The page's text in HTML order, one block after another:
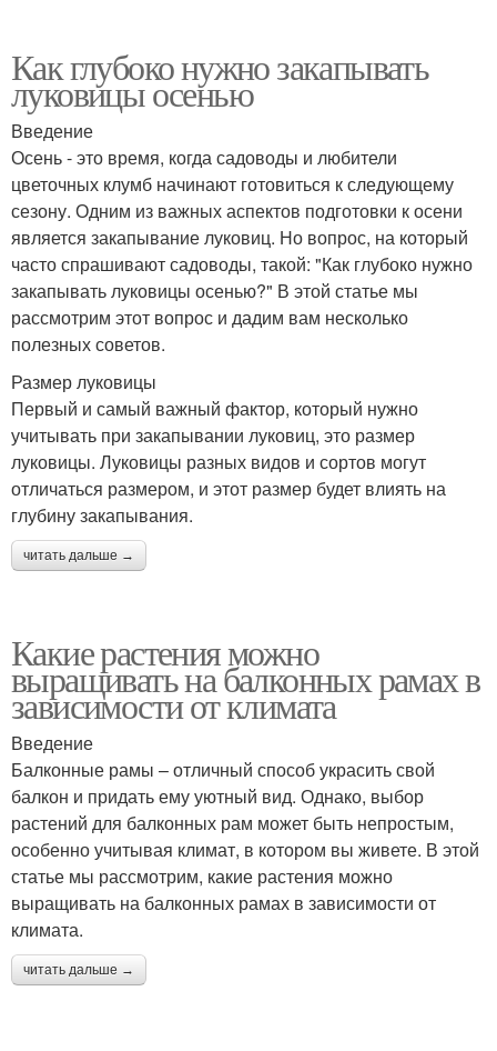
Как глубоко нужно закапывать
луковицы осенью
Введение
Осень - это время, когда садоводы и любители
цветочных клумб начинают готовиться к следующему
сезону. Одним из важных аспектов подготовки к осени
является закапывание луковиц. Но вопрос, на который
часто спрашивают садоводы, такой: "Как глубоко нужно
закапывать луковицы осенью?" В этой статье мы
рассмотрим этот вопрос и дадим вам несколько
полезных советов.
Размер луковицы
Первый и самый важный фактор, который нужно
учитывать при закапывании луковиц, это размер
луковицы. Луковицы разных видов и сортов могут
отличаться размером, и этот размер будет влиять на
глубину закапывания.
читать дальше →
Какие растения можно
выращивать на балконных рамах в
зависимости от климата
Введение
Балконные рамы – отличный способ украсить свой
балкон и придать ему уютный вид. Однако, выбор
растений для балконных рам может быть непростым,
особенно учитывая климат, в котором вы живете. В этой
статье мы рассмотрим, какие растения можно
выращивать на балконных рамах в зависимости от
климата.
читать дальше →